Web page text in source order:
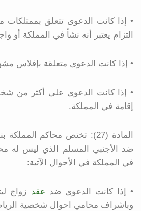
• إذا كانت الدعوى تتعلق بممتلكات
التزام يعتبر أنه نشأ في المملكة أو
• إذا كانت الدعوى متعلقة بإفلاس
• إذا كانت الدعوى على أكثر من
إقامة في المملكة.
المادة (27): تختص محاكم
ضد الأجنبي المسلم الذي ليس له
في المملكة في الأحوال الآتية:
• إذا كانت الدعوى ضد عقد زواج
وباشراف محامي احوال شخصية